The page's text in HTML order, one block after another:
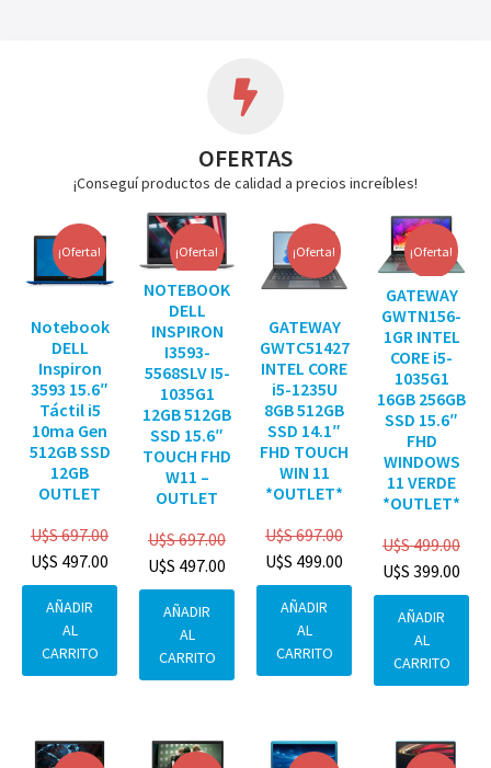
OFERTAS
¡Conseguí productos de calidad a precios increíbles!
¡Oferta!
Notebook
DELL
Inspiron
3593 15.6″
Táctil i5
10ma Gen
512GB SSD
12GB
OUTLET
U$S697.00
U$S 497.00
AÑADIR
AL
CARRITO
¡Oferta!
NOTEBOOK
DELL
INSPIRON
I3593-
5568SLV I5-
1035G1
12GB 512GB
SSD 15.6″
TOUCH FHD
W11 –
OUTLET
U$S697.00
U$S 497.00
AÑADIR
AL
CARRITO
¡Oferta!
GATEWAY
GWTC51427
INTEL CORE
i5-1235U
8GB 512GB
SSD 14.1″
FHD TOUCH
WIN 11
*OUTLET*
U$S697.00
U$S 499.00
AÑADIR
AL
CARRITO
¡Oferta!
GATEWAY
GWTN156-
1GR INTEL
CORE i5-
1035G1
16GB 256GB
SSD 15.6″
FHD
WINDOWS
11 VERDE
*OUTLET*
U$S499.00
U$S 399.00
AÑADIR
AL
CARRITO